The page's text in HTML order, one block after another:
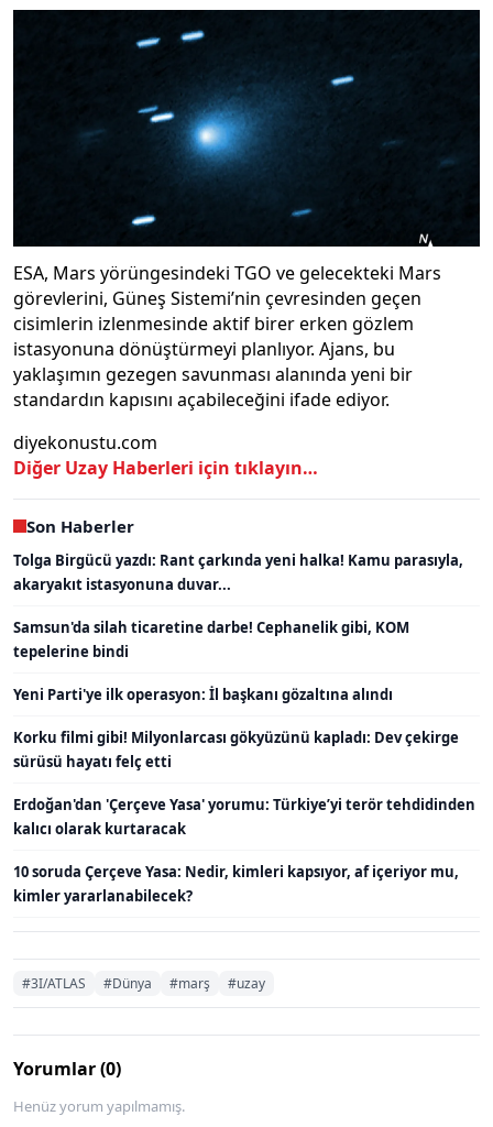
ESA, Mars yörüngesindeki TGO ve gelecekteki Mars
görevlerini, Güneş Sistemi’nin çevresinden geçen
cisimlerin izlenmesinde aktif birer erken gözlem
istasyonuna dönüştürmeyi planlıyor. Ajans, bu
yaklaşımın gezegen savunması alanında yeni bir
standardın kapısını açabileceğini ifade ediyor.
diyekonustu.com
Diğer Uzay Haberleri için tıklayın…
Son Haberler
Tolga Birgücü yazdı: Rant çarkında yeni halka! Kamu parasıyla,
akaryakıt istasyonuna duvar...
Samsun'da silah ticaretine darbe! Cephanelik gibi, KOM
tepelerine bindi
Yeni Parti'ye ilk operasyon: İl başkanı gözaltına alındı
Korku filmi gibi! Milyonlarcası gökyüzünü kapladı: Dev çekirge
sürüsü hayatı felç etti
Erdoğan'dan 'Çerçeve Yasa' yorumu: Türkiye’yi terör tehdidinden
kalıcı olarak kurtaracak
10 soruda Çerçeve Yasa: Nedir, kimleri kapsıyor, af içeriyor mu,
kimler yararlanabilecek?
#3I/ATLAS #Dünya #marş #uzay
Yorumlar (0)
Henüz yorum yapılmamış.